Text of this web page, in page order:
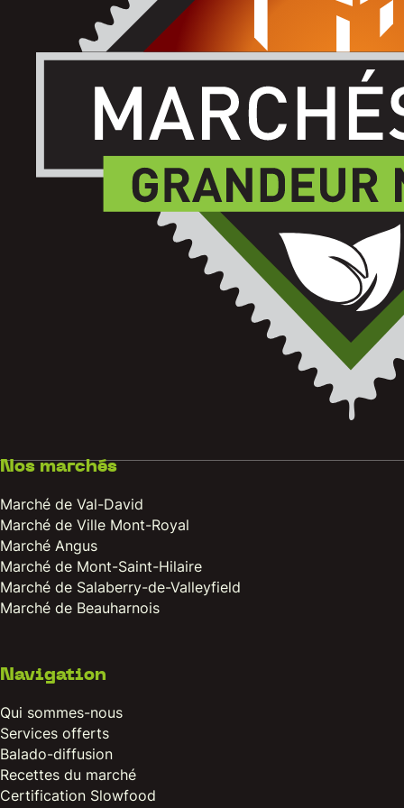
Nos marchés
Marché de Val-David
Marché de Ville Mont-Royal
Marché Angus
Marché de Mont-Saint-Hilaire
Marché de Salaberry-de-Valleyfield
Marché de Beauharnois
Navigation
Qui sommes-nous
Services offerts
Balado-diffusion
Recettes du marché
Certification Slowfood